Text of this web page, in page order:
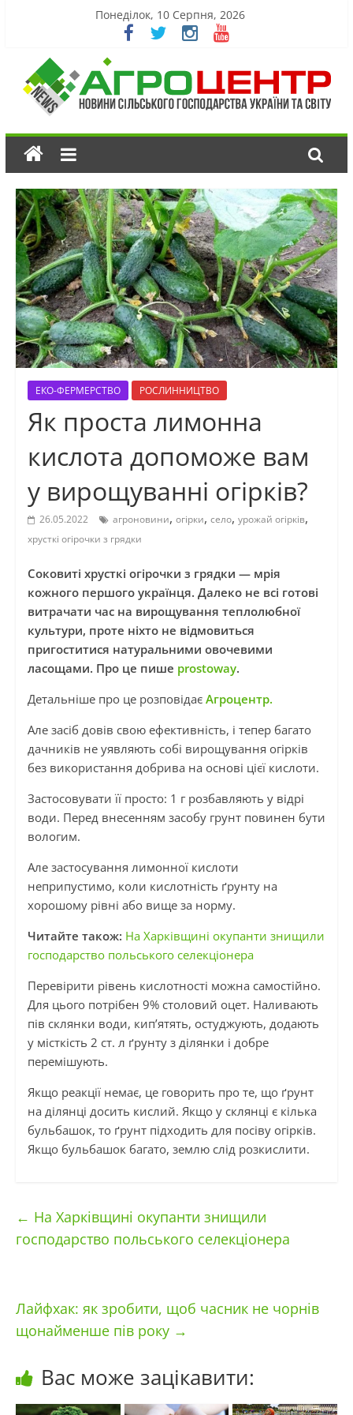
Понеділок, 10 Серпня, 2026
ЕКО-ФЕРМЕРСТВО РОСЛИННИЦТВО
Як проста лимонна
кислота допоможе вам
у вирощуванні огірків?
26.05.2022 агроновини, огірки, село, урожай огірків,
хрусткі огірочки з грядки
Соковиті хрусткі огірочки з грядки — мрія
кожного першого українця. Далеко не всі готові
витрачати час на вирощування теплолюбної
культури, проте ніхто не відмовиться
пригоститися натуральними овочевими
ласощами. Про це пише prostoway.
Детальніше про це розповідає Агроцентр.
Але засіб довів свою ефективність, і тепер багато
дачників не уявляють собі вирощування огірків
без використання добрива на основі цієї кислоти.
Застосовувати її просто: 1 г розбавляють у відрі
води. Перед внесенням засобу грунт повинен бути
вологим.
Але застосування лимонної кислоти
неприпустимо, коли кислотність ґрунту на
хорошому рівні або вище за норму.
Читайте також: На Харківщині окупанти знищили
господарство польського селекціонера
Перевірити рівень кислотності можна самостійно.
Для цього потрібен 9% столовий оцет. Наливають
пів склянки води, кип’ятять, остуджують, додають
у місткість 2 ст. л ґрунту з ділянки і добре
перемішують.
Якщо реакції немає, це говорить про те, що ґрунт
на ділянці досить кислий. Якщо у склянці є кілька
бульбашок, то ґрунт підходить для посіву огірків.
Якщо бульбашок багато, землю слід розкислити.
← На Харківщині окупанти знищили
господарство польського селекціонера
Лайфхак: як зробити, щоб часник не чорнів
щонайменше пів року →
Вас може зацікавити: